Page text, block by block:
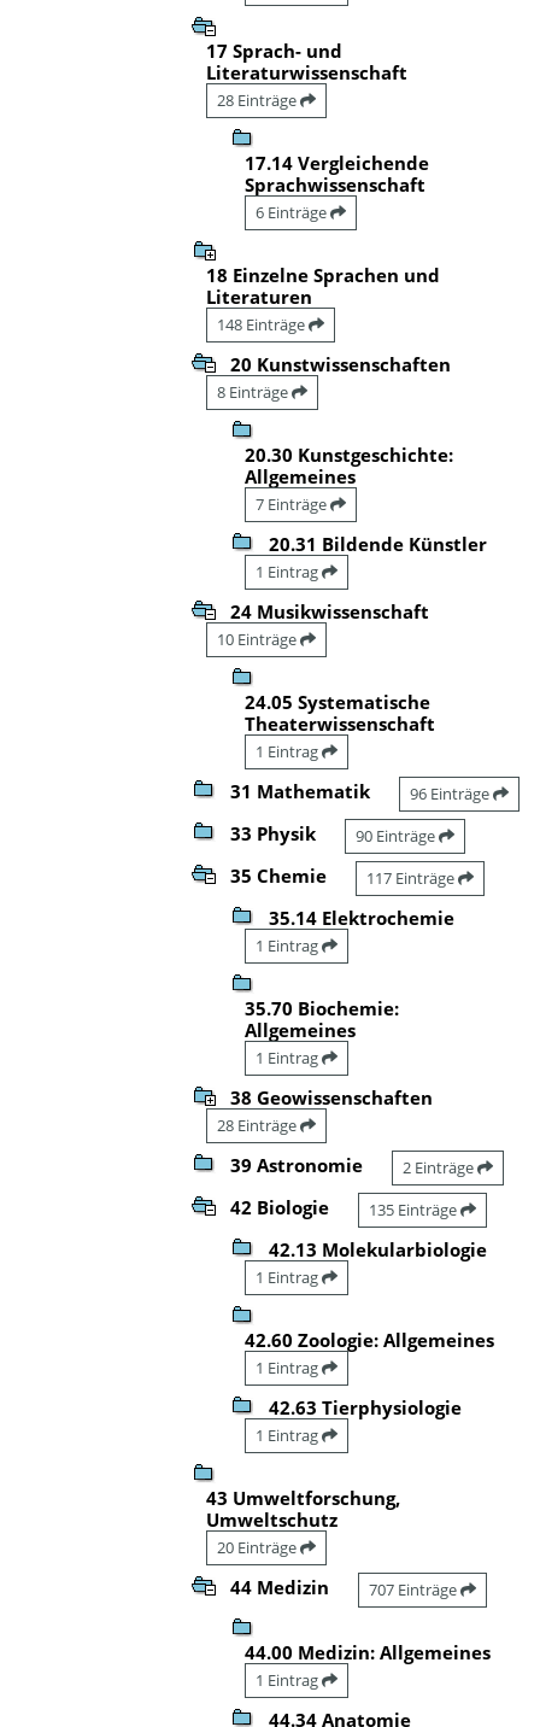
17 Sprach- und
Literaturwissenschaft
28 Einträge
17.14 Vergleichende
Sprachwissenschaft
6 Einträge
18 Einzelne Sprachen und
Literaturen
148 Einträge
20 Kunstwissenschaften
8 Einträge
20.30 Kunstgeschichte:
Allgemeines
7 Einträge
20.31 Bildende Künstler
1 Eintrag
24 Musikwissenschaft
10 Einträge
24.05 Systematische
Theaterwissenschaft
1 Eintrag
31 Mathematik 96 Einträge
33 Physik 90 Einträge
35 Chemie 117 Einträge
35.14 Elektrochemie
1 Eintrag
35.70 Biochemie:
Allgemeines
1 Eintrag
38 Geowissenschaften
28 Einträge
39 Astronomie 2 Einträge
42 Biologie 135 Einträge
42.13 Molekularbiologie
1 Eintrag
42.60 Zoologie: Allgemeines
1 Eintrag
42.63 Tierphysiologie
1 Eintrag
43 Umweltforschung,
Umweltschutz
20 Einträge
44 Medizin 707 Einträge
44.00 Medizin: Allgemeines
1 Eintrag
44.34 Anatomie